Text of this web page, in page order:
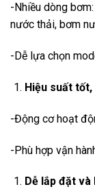
-Nhiều dòng
nước thải, bơm
-Dễ lựa chọn
Hiệu suất
-Động cơ hoạt
-Phù hợp vận
Dễ lắp đặt